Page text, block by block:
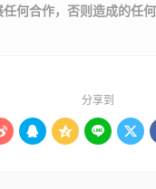
何合作，否则造成的任
分享到
   